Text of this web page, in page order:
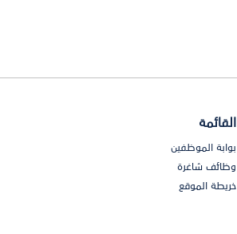
القائمة
بوابة الموظفين
وظائف شاغرة
خريطة الموقع